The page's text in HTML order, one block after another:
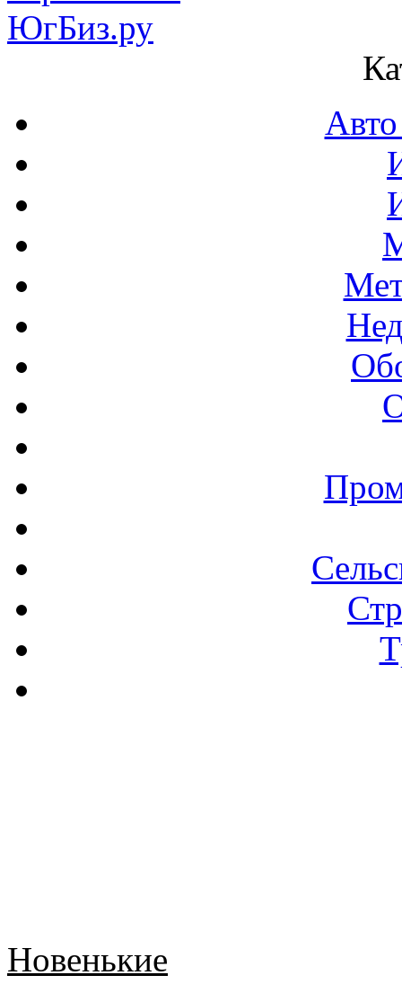
Новенькие